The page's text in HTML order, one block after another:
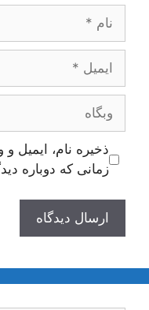
ایمیل
وبگاه
ذخیره نام، ایمیل
زمانی که دوباره